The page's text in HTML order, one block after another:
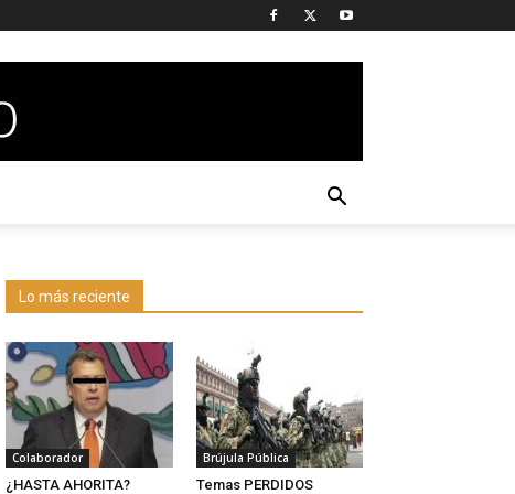
Lo más reciente
Colaborador
¿HASTA AHORITA?
Brújula Pública
Temas PERDIDOS